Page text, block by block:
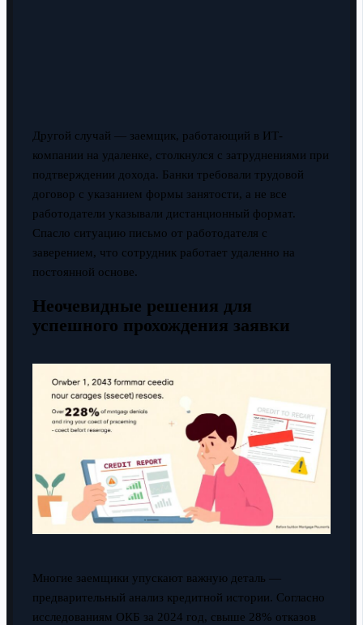
Другой случай — заемщик, работающий в ИТ-
компании на удаленке, столкнулся с затруднениями при
подтверждении дохода. Банки требовали трудовой
договор с указанием формы занятости, а не все
работодатели указывали дистанционный формат.
Спасло ситуацию письмо от работодателя с
заверением, что сотрудник работает удаленно на
постоянной основе.
Неочевидные решения для
успешного прохождения заявки
Многие заемщики упускают важную деталь —
предварительный анализ кредитной истории. Согласно
исследованиям ОКБ за 2024 год, свыше 28% отказов